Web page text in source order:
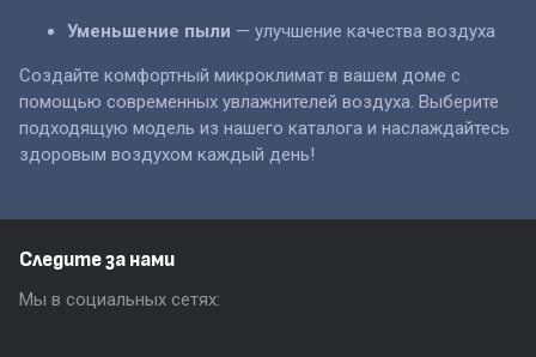
Уменьшение пыли — улучшение качества воздуха
Создайте комфортный микроклимат в вашем доме с
помощью современных увлажнителей воздуха. Выберите
подходящую модель из нашего каталога и наслаждайтесь
здоровым воздухом каждый день!
Следите за нами
Мы в социальных сетях: